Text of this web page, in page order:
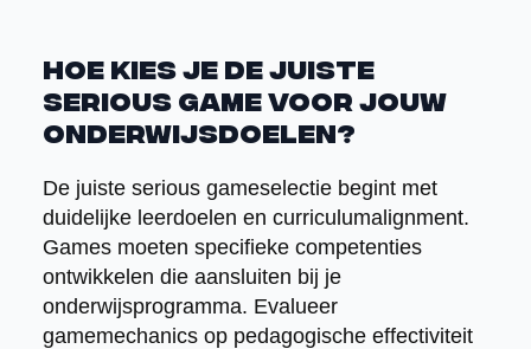
Hoe kies je de juiste
serious game voor jouw
onderwijsdoelen?
De juiste serious gameselectie begint met
duidelijke leerdoelen en curriculumalignment.
Games moeten specifieke competenties
ontwikkelen die aansluiten bij je
onderwijsprogramma. Evalueer
gamemechanics op pedagogische effectiviteit